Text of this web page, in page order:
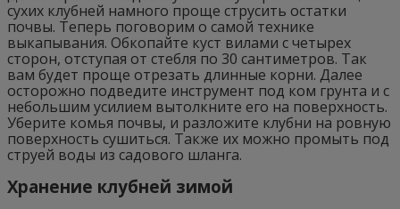
сухих клубней намного проще струсить остатки
почвы. Теперь поговорим о самой технике
выкапывания. Обкопайте куст вилами с четырех
сторон, отступая от стебля по 30 сантиметров. Так
вам будет проще отрезать длинные корни. Далее
осторожно подведите инструмент под ком грунта и с
небольшим усилием вытолкните его на поверхность.
Уберите комья почвы, и разложите клубни на ровную
поверхность сушиться. Также их можно промыть под
струей воды из садового шланга.
Хранение клубней зимой